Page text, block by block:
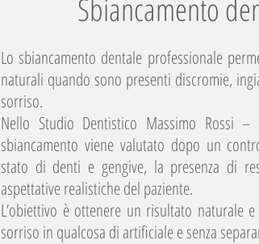
Sbiancamento
Lo sbiancamento dentale professionale
naturali quando sono presenti discromie,
sorriso.
Nello Studio Dentistico Massimo Rossi
sbiancamento viene valutato dopo un
stato di denti e gengive, la presenza di
aspettative realistiche del paziente.
L’obiettivo è ottenere un risultato naturale
sorriso in qualcosa di artificiale e senza